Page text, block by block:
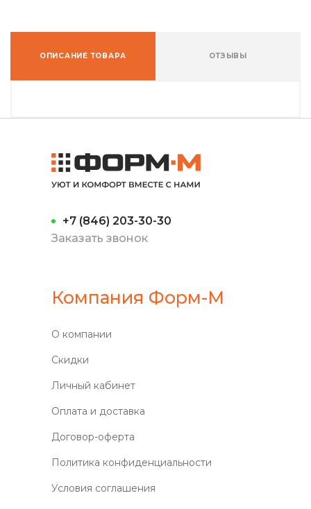
ОПИСАНИЕ ТОВАРА ОТЗЫВЫ
+7 (846) 203-30-30
Заказать звонок
Компания Форм-М
О компании
Скидки
Личный кабинет
Оплата и доставка
Договор-оферта
Политика конфиденциальности
Условия соглашения